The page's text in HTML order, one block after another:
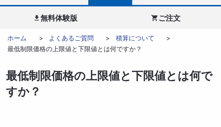
 無料体験版  ご注文
ホーム よくあるご質問
積算について
最低制限価格の上限値と下限値とは何ですか？
最低制限価格の上限値と下限値とは何で
すか？